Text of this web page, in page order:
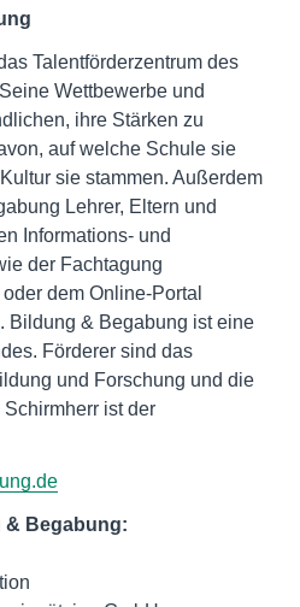
Talentförderzentrum des
Wettbewerbe und
ihre Stärken zu
auf welche Schule sie
sie stammen. Außerdem
Lehrer, Eltern und
Informations- und
der Fachtagung
dem Online-Portal
. Bildung & Begabung ist eine
Förderer sind das
und Forschung und die
ist der
& Begabung: